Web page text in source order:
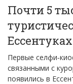
Почти 5
Ессентуках
Первые селфи-
связанными с
появились в